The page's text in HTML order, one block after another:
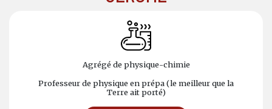
Agrégé de physique-chimie
Professeur de physique en prépa (le meilleur que la
Terre ait porté)